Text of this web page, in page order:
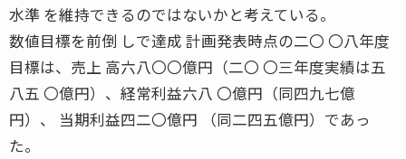
水準 を維持できるのではないかと考えている。
数値目標を前倒 しで達成 計画発表時点の二〇 〇八年度
目標は、売上 高六八〇〇億円（二〇 〇三年度実績は五
八五 〇億円）、経常利益六八 〇億円（同四九七億
円）、 当期利益四二〇億円 （同二四五億円）であっ
た。